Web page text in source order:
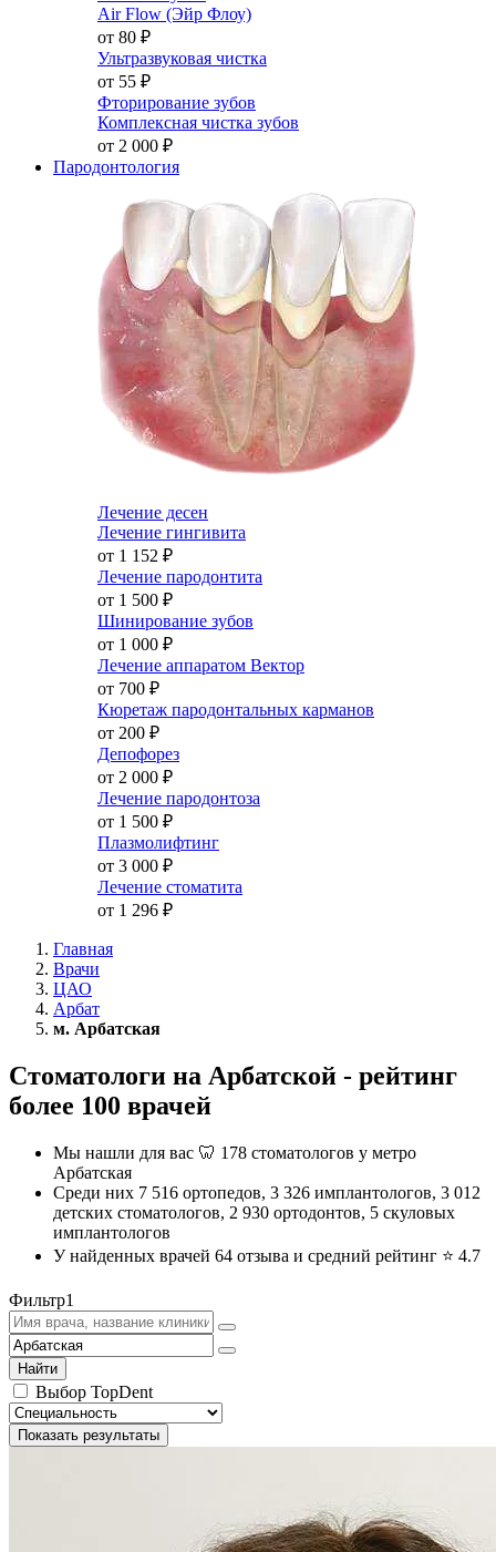
Air Flow (Эйр Флоу)
от 80 ₽
Ультразвуковая чистка
от 55 ₽
Фторирование зубов
Комплексная чистка зубов
от 2 000 ₽
Пародонтология
Лечение десен
Лечение гингивита
от 1 152 ₽
Лечение пародонтита
от 1 500 ₽
Шинирование зубов
от 1 000 ₽
Лечение аппаратом Вектор
от 700 ₽
Кюретаж пародонтальных карманов
от 200 ₽
Депофорез
от 2 000 ₽
Лечение пародонтоза
от 1 500 ₽
Плазмолифтинг
от 3 000 ₽
Лечение стоматита
от 1 296 ₽
Главная
Врачи
ЦАО
Арбат
м. Арбатская
Стоматологи на Арбатской - рейтинг
более 100 врачей
Мы нашли для вас 🦷 178 стоматологов у метро
Арбатская
Среди них 7 516 ортопедов, 3 326 имплантологов, 3 012
детских стоматологов, 2 930 ортодонтов, 5 скуловых
имплантологов
У найденных врачей 64 отзыва и средний рейтинг ⭐️ 4.7
Фильтр1
Найти
Выбор TopDent
Показать результаты